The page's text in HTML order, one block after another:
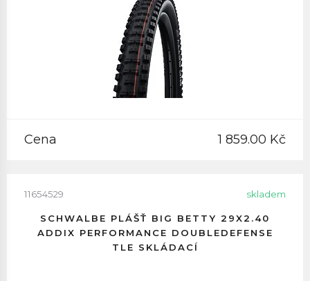
Cena 1 859.00 Kč
11654529 skladem
SCHWALBE PLÁŠŤ BIG BETTY 29X2.40
ADDIX PERFORMANCE DOUBLEDEFENSE
TLE SKLÁDACÍ